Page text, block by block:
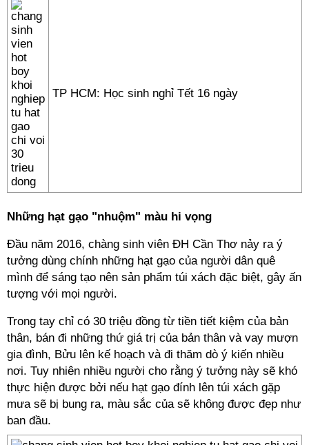
TP HCM: Học sinh nghỉ Tết 16 ngày
Những hạt gạo "nhuộm" màu hi vọng
Đầu năm 2016, chàng sinh viên ĐH Cần Thơ nảy ra ý
tưởng dùng chính những hạt gạo của người dân quê
mình để sáng tạo nên sản phẩm túi xách đặc biệt, gây ấn
tượng với mọi người.
Trong tay chỉ có 30 triệu đồng từ tiền tiết kiệm của bản
thân, bán đi những thứ giá trị của bản thân và vay mượn
gia đình, Bửu lên kế hoạch và đi thăm dò ý kiến nhiều
nơi. Tuy nhiên nhiều người cho rằng ý tưởng này sẽ khó
thực hiện được bởi nếu hạt gạo đính lên túi xách gặp
mưa sẽ bị bung ra, màu sắc của sẽ không được đẹp như
ban đầu.